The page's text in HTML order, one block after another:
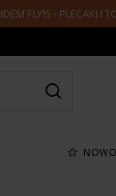
FLY15 - PLECAKI I